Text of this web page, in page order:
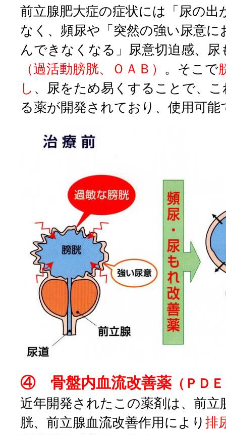
前立腺肥大症の症状には「尿の出
なく、頻尿や「突然の強い尿意
んできなくなる」尿意切迫感、
（過活動膀胱、ＯＡＢ）
。そこで
し
、尿をため易くすることで、
る薬が開発されており、使用可能
④ 骨盤内血流改善薬 （ＰＤ
近年開発されたこの薬剤は、前立
胱、前立腺血流改善作用により 排